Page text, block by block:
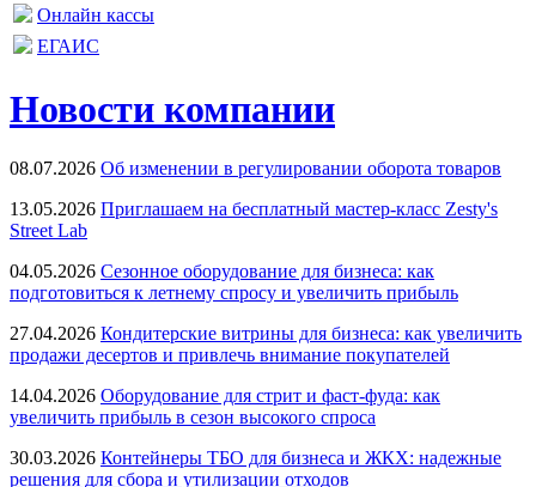
Онлайн кассы
ЕГАИС
Новости компании
08.07.2026 Об изменении в регулировании оборота товаров
13.05.2026 Приглашаем на бесплатный мастер-класс Zesty's
Street Lab
04.05.2026 Сезонное оборудование для бизнеса: как
подготовиться к летнему спросу и увеличить прибыль
27.04.2026 Кондитерские витрины для бизнеса: как увеличить
продажи десертов и привлечь внимание покупателей
14.04.2026 Оборудование для стрит и фаст-фуда: как
увеличить прибыль в сезон высокого спроса
30.03.2026 Контейнеры ТБО для бизнеса и ЖКХ: надежные
решения для сбора и утилизации отходов